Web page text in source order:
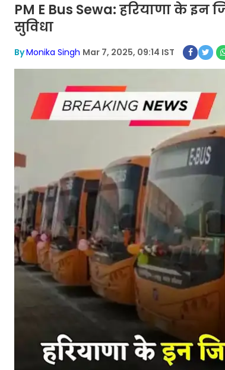
PM E Bus Sewa: हरियाणा के
सुविधा
ByMonika Singh Mar 7, 2025, 09:14 IST